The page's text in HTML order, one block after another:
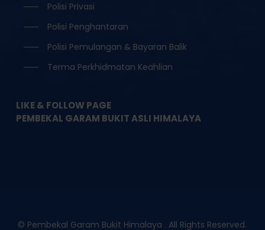
Polisi Privasi
Polisi Penghantaran
Polisi Pemulangan & Bayaran Balik
Terma Perkhidmatan Keahlian
LIKE & FOLLOW PAGE
PEMBEKAL GARAM BUKIT ASLI HIMALAYA
© Pembekal Garam Bukit Himalaya . All Rights Reserved.